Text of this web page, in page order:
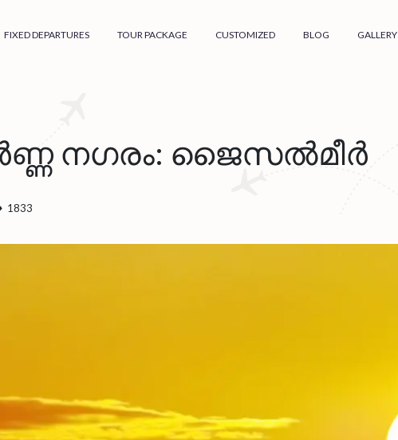
FIXED DEPARTURES TOUR PACKAGE CUSTOMIZED BLOG GALLERY
നഗരം: ജൈസൽമീർ
1833